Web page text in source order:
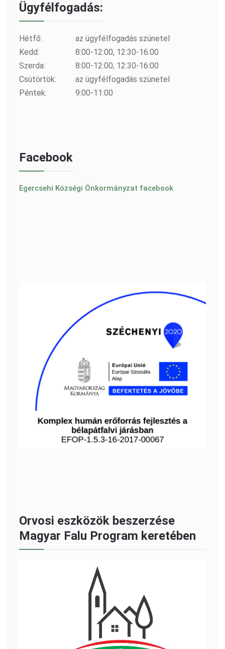
Ügyfélfogadás:
Hétfő:
az ügyfélfogadás szünetel
Kedd:
8:00-12:00, 12:30-16:00
Szerda:
8:00-12:00, 12:30-16:00
Csütörtök:
az ügyfélfogadás szünetel
Péntek:
9:00-11:00
Facebook
Egercsehi Községi Önkormányzat facebook
Orvosi eszközök beszerzése
Magyar Falu Program keretében